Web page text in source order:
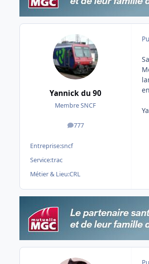
Yannick du 90
Membre SNCF
777
messages
Entreprise:sncf
Service:trac
Métier & Lieu:CRL